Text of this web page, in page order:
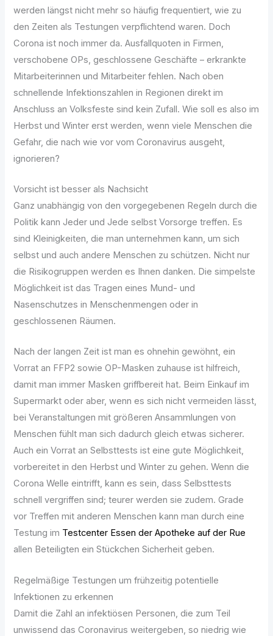
werden längst nicht mehr so häufig frequentiert, wie zu
den Zeiten als Testungen verpflichtend waren. Doch
Corona ist noch immer da. Ausfallquoten in Firmen,
verschobene OPs, geschlossene Geschäfte – erkrankte
Mitarbeiterinnen und Mitarbeiter fehlen. Nach oben
schnellende Infektionszahlen in Regionen direkt im
Anschluss an Volksfeste sind kein Zufall. Wie soll es also im
Herbst und Winter erst werden, wenn viele Menschen die
Gefahr, die nach wie vor vom Coronavirus ausgeht,
ignorieren?
Vorsicht ist besser als Nachsicht
Ganz unabhängig von den vorgegebenen Regeln durch die
Politik kann Jeder und Jede selbst Vorsorge treffen. Es
sind Kleinigkeiten, die man unternehmen kann, um sich
selbst und auch andere Menschen zu schützen. Nicht nur
die Risikogruppen werden es Ihnen danken. Die simpelste
Möglichkeit ist das Tragen eines Mund- und
Nasenschutzes in Menschenmengen oder in
geschlossenen Räumen.
Nach der langen Zeit ist man es ohnehin gewöhnt, ein
Vorrat an FFP2 sowie OP-Masken zuhause ist hilfreich,
damit man immer Masken griffbereit hat. Beim Einkauf im
Supermarkt oder aber, wenn es sich nicht vermeiden lässt,
bei Veranstaltungen mit größeren Ansammlungen von
Menschen fühlt man sich dadurch gleich etwas sicherer.
Auch ein Vorrat an Selbsttests ist eine gute Möglichkeit,
vorbereitet in den Herbst und Winter zu gehen. Wenn die
Corona Welle eintrifft, kann es sein, dass Selbsttests
schnell vergriffen sind; teurer werden sie zudem. Grade
vor Treffen mit anderen Menschen kann man durch eine
Testung im Testcenter Essen der Apotheke auf der Rue
allen Beteiligten ein Stückchen Sicherheit geben.
Regelmäßige Testungen um frühzeitig potentielle
Infektionen zu erkennen
Damit die Zahl an infektiösen Personen, die zum Teil
unwissend das Coronavirus weitergeben, so niedrig wie